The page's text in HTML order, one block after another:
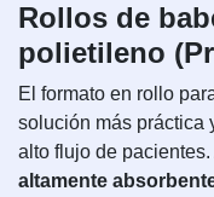
Rollos de
polietileno
El formato en rollo
solución más práctica
alto flujo de
altamente